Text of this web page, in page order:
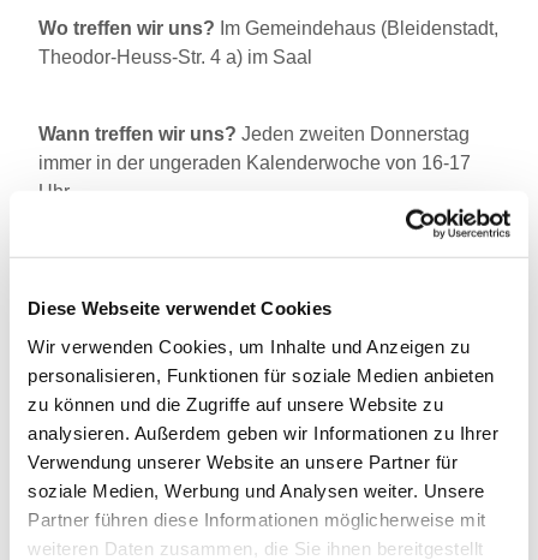
Diese Webseite verwendet Cookies
Wir verwenden Cookies, um Inhalte und Anzeigen zu
personalisieren, Funktionen für soziale Medien anbieten
zu können und die Zugriffe auf unsere Website zu
analysieren. Außerdem geben wir Informationen zu Ihrer
Verwendung unserer Website an unsere Partner für
soziale Medien, Werbung und Analysen weiter. Unsere
Partner führen diese Informationen möglicherweise mit
weiteren Daten zusammen, die Sie ihnen bereitgestellt
Wo treffen wir uns? Im Gemeindehaus (Bleidenstadt,
Theodor-Heuss-Str. 4 a) im Saal
Wann treffen wir uns? Jeden zweiten Donnerstag
immer in der ungeraden Kalenderwoche von 16-17
Uhr
chtistian.albers@ekhn.de